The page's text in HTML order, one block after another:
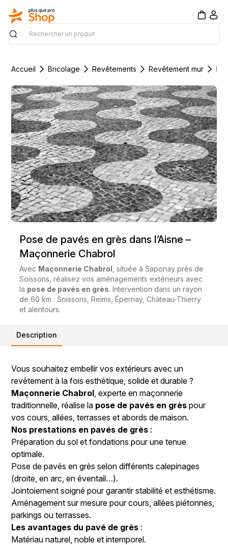
Rechercher
Accueil Bricolage Revêtements Revêtement mur
Pose de pavés en grès dans l’Aisne –
Maçonnerie Chabrol
Avec Maçonnerie Chabrol , située à Saponay près de
Soissons, réalisez vos aménagements extérieurs avec
la pose de pavés en grès. Intervention dans un rayon
de 60 km : Soissons, Reims, Épernay, Château-Thierry
et alentours.
Description
Vous souhaitez embellir vos extérieurs avec un
revêtement à la fois esthétique, solide et durable ?
Maçonnerie Chabrol , experte en maçonnerie
traditionnelle, réalise la pose de pavés en grès pour
vos cours, allées, terrasses et abords de maison.
Nos prestations en pavés de grès :
Préparation du sol et fondations pour une tenue
optimale.
Pose de pavés en grès selon différents calepinages
(droite, en arc, en éventail…).
Jointoiement soigné pour garantir stabilité et esthétisme.
Aménagement sur mesure pour cours, allées piétonnes,
parkings ou terrasses.
Les avantages du pavé de grès :
Matériau naturel, noble et intemporel.